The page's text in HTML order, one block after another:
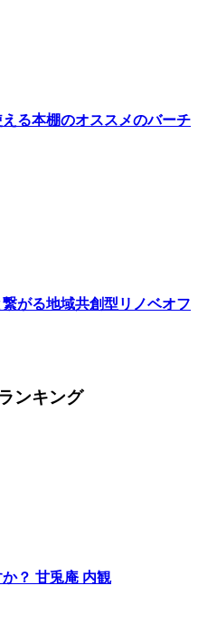
る本棚のオススメのバーチ
がる地域共創型リノベオフ
ンキング
？ 甘兎庵 内観